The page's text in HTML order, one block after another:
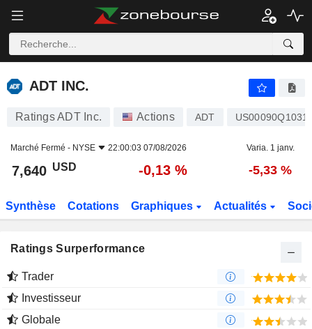
ADT INC.
ADT INC.
Ratings ADT Inc. Actions ADT US00090Q1031
Marché Fermé - NYSE 22:00:03 07/08/2026 Varia. 1 janv.
7,640 USD -0,13 % -5,33 %
Synthèse Cotations Graphiques Actualités
Ratings Surperformance
Trader
Investisseur
Globale